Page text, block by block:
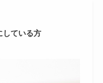
している方